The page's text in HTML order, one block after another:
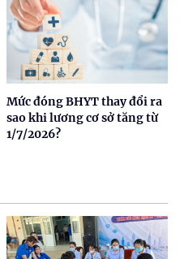
Mức đóng BHYT thay đổi ra
sao khi lương cơ sở tăng từ
1/7/2026?